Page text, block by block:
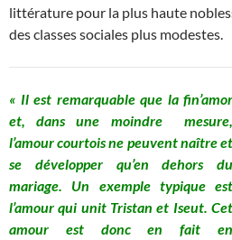
littérature pour la plus haute
des classes sociales plus modestes.
« Il est remarquable que la fin’amor
et, dans une moindre mesure,
l’amour courtois ne peuvent naître et
se développer qu’en dehors du
mariage. Un exemple typique est
l’amour qui unit Tristan et Iseut. Cet
amour est donc en fait en